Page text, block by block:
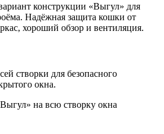
конструкции «Выгул» для
Надёжная защита кошки от
хороший обзор и вентиляция.
створки для безопасного
окна.